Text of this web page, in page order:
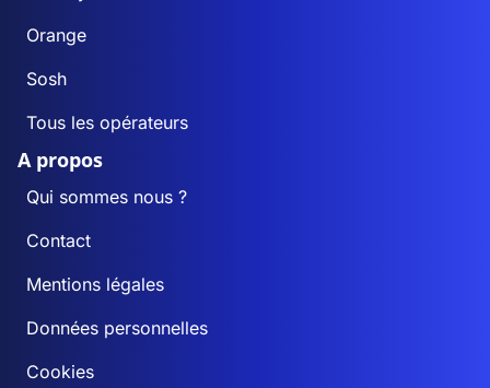
Orange
Sosh
Tous les opérateurs
A propos
Qui sommes nous ?
Contact
Mentions légales
Données personnelles
Cookies